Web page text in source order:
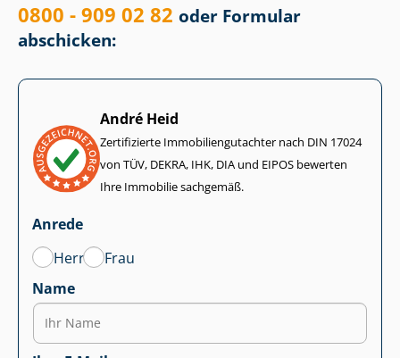
0800 - 909 02 82 oder Formular
abschicken:
André Heid
Zertifizierte Im­mo­bi­li­en­gut­ach­ter nach DIN 17024
von TÜV, DEKRA, IHK, DIA und EIPOS bewerten
Ihre Immobilie sachgemäß.
Anrede
Herr
Frau
Name